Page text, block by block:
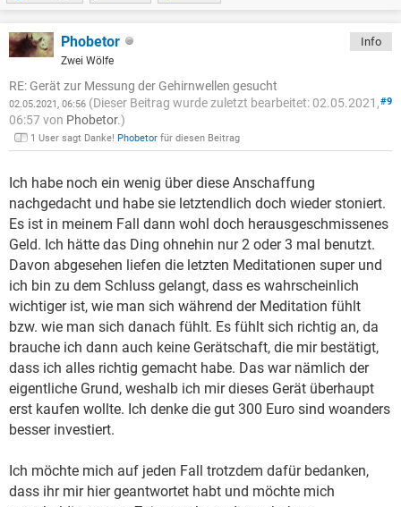
Phobetor
Zwei Wölfe
Info
RE: Gerät zur Messung der Gehirnwellen gesucht
#9
02.05.2021, 06:56 (Dieser Beitrag wurde zuletzt bearbeitet: 02.05.2021,
06:57 von Phobetor.)
1 User sagt Danke! Phobetor für diesen Beitrag
Ich habe noch ein wenig über diese Anschaffung
nachgedacht und habe sie letztendlich doch wieder stoniert.
Es ist in meinem Fall dann wohl doch herausgeschmissenes
Geld. Ich hätte das Ding ohnehin nur 2 oder 3 mal benutzt.
Davon abgesehen liefen die letzten Meditationen super und
ich bin zu dem Schluss gelangt, dass es wahrscheinlich
wichtiger ist, wie man sich während der Meditation fühlt
bzw. wie man sich danach fühlt. Es fühlt sich richtig an, da
brauche ich dann auch keine Gerätschaft, die mir bestätigt,
dass ich alles richtig gemacht habe. Das war nämlich der
eigentliche Grund, weshalb ich mir dieses Gerät überhaupt
erst kaufen wollte. Ich denke die gut 300 Euro sind woanders
besser investiert.
Ich möchte mich auf jeden Fall trotzdem dafür bedanken,
dass ihr mir hier geantwortet habt und möchte mich